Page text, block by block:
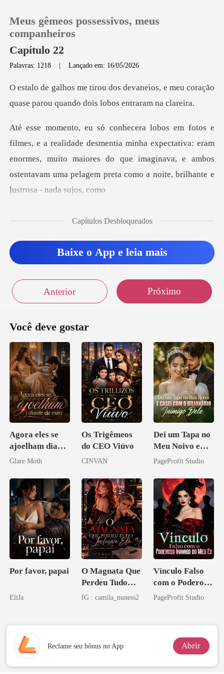
Loja
Histórico
Sair
Baixar App
Meus gêmeos possessivos, meus
companheiros
Capítulo 22
Palavras: 1218 |Lançado em: 16/05/2026
neios, e meu coração
quase parou qua
tia minha expectativa: eram
enormes, muito maiores do que imaginava, e ambos
os
Capítulos Desbloqueados
Baixe o App e leia mais
Anterior Próximo
Você deve gostar
Agora eles se
ajoelham diante
de mim
Glare Moth
Os Trigêmeos
do CEO Viúvo
CINVAN
Dei um Tapa no
Meu Noivo e
Casei com o
Inimigo Dele
PageProfit Studio
Por favor, papai
EliJa
O Magnata Que
Perdeu Tudo
Inclusive Ela
IG : camila_nuness2
Vínculo Falso
com o Poderoso
Inimigo do Meu
PageProfit Studio
Reclame seu bônus no App Abrir